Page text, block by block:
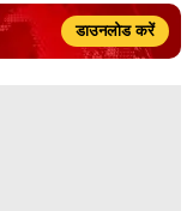
डाउनलोड करें